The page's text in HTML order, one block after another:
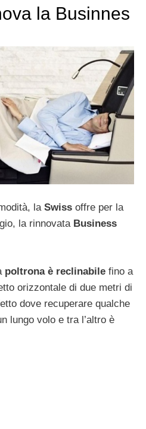
la Businnes
la Swiss offre per la
la rinnovata Business
poltrona è reclinabile fino a
orizzontale di due metri di
dove recuperare qualche
lungo volo e tra l’altro è